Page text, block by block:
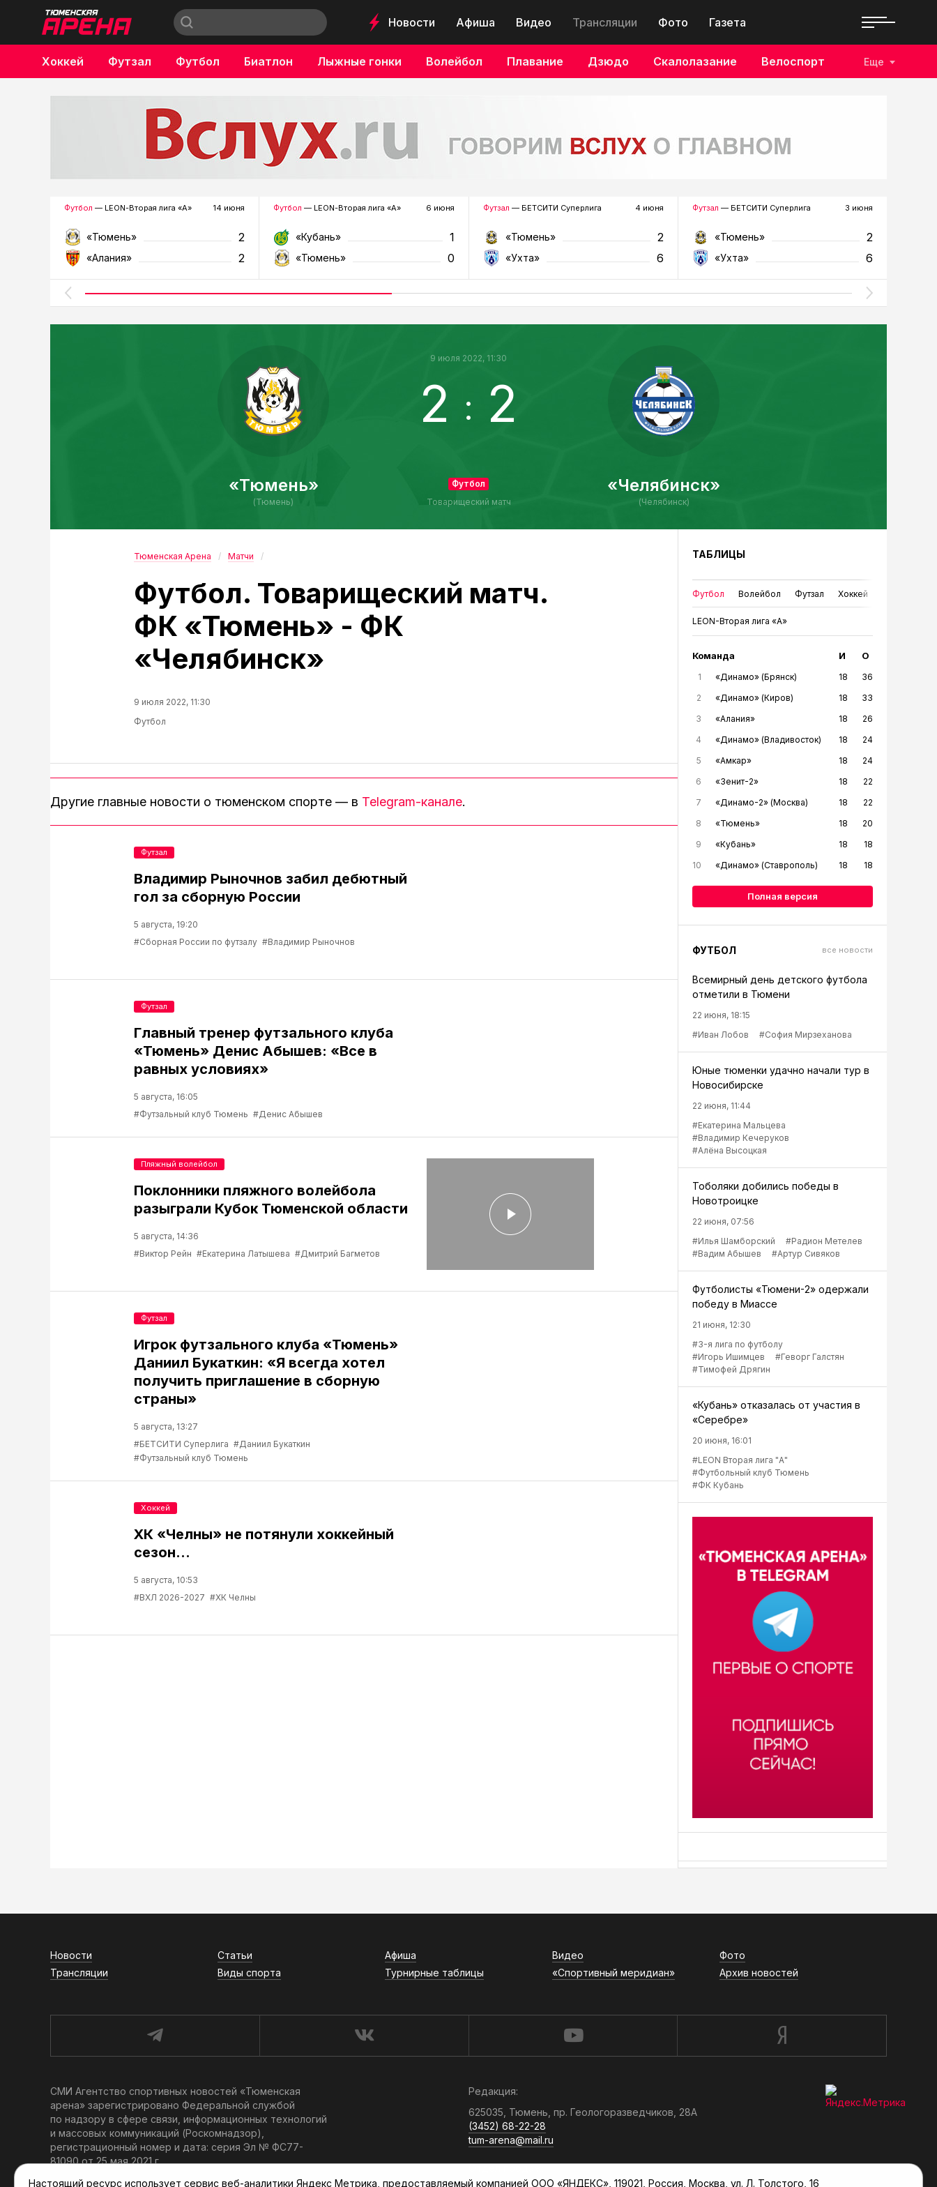
Новости Афиша Видео Трансляции Фото Газета
Хоккей Футзал Футбол Биатлон Лыжные гонки Волейбол Плавание Дзюдо Скалолазание Велоспорт
Бокс
Еще
Футбол — LEON-Вторая лига «А» 14 июня
«Тюмень» 2
«Алания» 2
Футбол — LEON-Вторая лига «А» 6 июня
«Кубань» 1
«Тюмень» 0
Футзал — БЕТСИТИ Суперлига 4 июня
«Тюмень» 2
«Ухта» 6
Футзал — БЕТСИТИ Суперлига 3 июня
«Тюмень» 2
«Ухта» 6
«Тюмень»
(Тюмень)
9 июля 2022, 11:30
2 : 2
Футбол
Товарищеский матч
«Челябинск»
(Челябинск)
Тюменская Арена Матчи
Футбол. Товарищеский матч.
ФК «Тюмень» - ФК
«Челябинск»
9 июля 2022, 11:30
Футбол
Другие главные новости о тюменском спорте — в Telegram-канале.
Владимир Рыночнов забил дебютный
гол за сборную России
5 августа, 19:20
#Сборная России по футзалу #Владимир Рыночнов
Футзал
Главный тренер футзального клуба
«Тюмень» Денис Абышев: «Все в
равных условиях»
5 августа, 16:05
#Футзальный клуб Тюмень #Денис Абышев
Футзал
Поклонники пляжного волейбола
разыграли Кубок Тюменской области
5 августа, 14:36
#Виктор Рейн #Екатерина Латышева #Дмитрий Багметов
Пляжный волейбол
Игрок футзального клуба «Тюмень»
Даниил Букаткин: «Я всегда хотел
получить приглашение в сборную
страны»
5 августа, 13:27
#БЕТСИТИ Суперлига #Даниил Букаткин
#Футзальный клуб Тюмень
Футзал
ХК «Челны» не потянули хоккейный
сезон...
5 августа, 10:53
#ВХЛ 2026-2027 #ХК Челны
Хоккей
ТАБЛИЦЫ
Футбол Волейбол Футзал Хоккей
LEON-Вторая лига «А»
Команда И О
1 «Динамо» (Брянск) 18
36
2
«Динамо» (Киров) 18
33
3
«Алания» 18
26
4
«Динамо» (Владивосток) 18
24
5
«Амкар» 18
24
6
«Зенит-2» 18
22
7
«Динамо-2» (Москва) 18
22
8
«Тюмень» 18
20
9
«Кубань» 18
18
10
«Динамо» (Ставрополь) 18 18
Полная версия
ФУТБОЛ все новости
Всемирный день детского футбола
отметили в Тюмени
22 июня, 18:15
#Иван Лобов
#София Мирзеханова
Юные тюменки удачно начали тур в
Новосибирске
22 июня, 11:44
#Екатерина Мальцева
#Владимир Кечеруков
#Алёна Высоцкая
Тоболяки добились победы в
Новотроицке
22 июня, 07:56
#Илья Шамборский
#Радион Метелев
#Вадим Абышев
#Артур Сивяков
Футболисты «Тюмени-2» одержали
победу в Миассе
21 июня, 12:30
#3-я лига по футболу
#Игорь Ишимцев
#Геворг Галстян
#Тимофей Дрягин
«Кубань» отказалась от участия в
«Серебре»
20 июня, 16:01
#LEON Вторая лига "А"
#Футбольный клуб Тюмень
#ФК Кубань
Новости Статьи Афиша Видео
Фото
Трансляции
Виды спорта Турнирные таблицы «Спортивный меридиан» Архив новостей
СМИ Агентство спортивных новостей «Тюменская
арена» зарегистрировано Федеральной службой
по надзору в сфере связи, информационных технологий
и массовых коммуникаций (Роскомнадзор),
регистрационный номер и дата: серия Эл № ФС77-
81090 от 25 мая 2021 г.
Редакция:
625035, Тюмень, пр. Геологоразведчиков, 28А
(3452) 68-22-28
tum-arena@mail.ru
Отдел продаж:
Настоящий ресурс использует сервис веб-аналитики Яндекс Метрика, предоставляемый компанией ООО «ЯНДЕКС», 119021, Россия, Москва, ул. Л. Толстого, 16